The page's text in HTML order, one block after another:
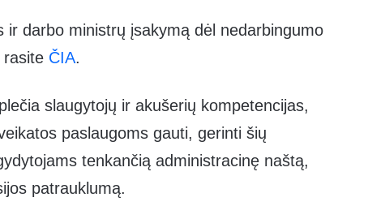
darbo ministrų įsakymą dėl nedarbingumo
rasite ČIA.
slaugytojų ir akušerių kompetencijas,
paslaugoms gauti, gerinti šių
tenkančią administracinę naštą,
patrauklumą.